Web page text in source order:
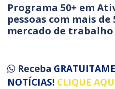
Programa 50+ em
pessoas com mais de
mercado de trabalho
Receba
NOTÍCIAS! CLIQUE